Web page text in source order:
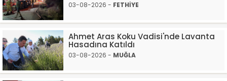
03-08-2026 - FETHİYE
Ahmet Aras Koku Vadisi'nde Lavanta
Hasadına Katıldı
03-08-2026 - MUĞLA